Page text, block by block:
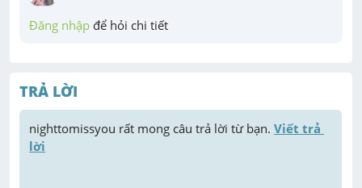
Đăng nhập để hỏi chi tiết
TRẢ LỜI
nighttomissyou rất mong câu trả lời từ bạn. Viết trả
lời